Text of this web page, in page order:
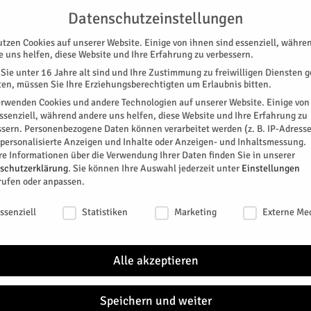
KONTAKT DATENSCHUTZ
SPEZIAL E-PAPER KINO GALERIE
Datenschutzeinstellungen
Cookies auf unserer Website. Einige von ihnen sind essenziell,
uns helfen, diese Website und Ihre Erfahrung zu verbessern.
unter 16 Jahre alt sind und Ihre Zustimmung zu freiwilligen Diensten
müssen Sie Ihre Erziehungsberechtigten um Erlaubnis bitten.
Cookies und andere Technologien auf unserer Website. Einige
während andere uns helfen, diese Website und Ihre Erfahrung zu
Personenbezogene Daten können verarbeitet werden (z. B. IP-
Anzeigen und Inhalte oder Anzeigen- und Inhaltsmessung.
Informationen über die Verwendung Ihrer Daten finden Sie in unserer
. Sie können Ihre Auswahl jederzeit unter Einstellungen
oder anpassen.
Statistiken Marketing Externe
Alle akzeptieren
Speichern und weiter